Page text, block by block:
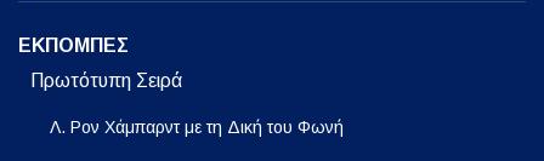
ΕΚΠΟΜΠΕΣ
Πρωτότυπη Σειρά
Λ. Ρον Χάμπαρντ με τη Δική του Φωνή